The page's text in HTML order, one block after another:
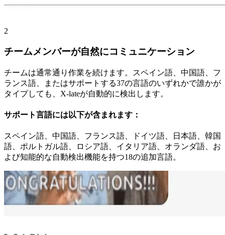
2
チームメンバーが自然にコミュニケーション
チームは通常通り作業を続けます。スペイン語、中国語、フ
ランス語、またはサポートする37の言語のいずれかで誰かが
タイプしても、X-lateが自動的に検出します。
サポート言語には以下が含まれます：
スペイン語、中国語、フランス語、ドイツ語、日本語、韓国
語、ポルトガル語、ロシア語、イタリア語、オランダ語、お
よび知能的な自動検出機能を持つ18の追加言語。